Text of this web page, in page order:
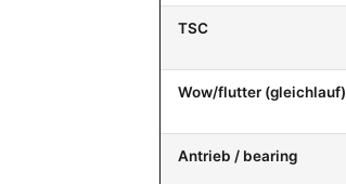
TSC
Wow/flutter (gleichlauf)
Antrieb / bearing